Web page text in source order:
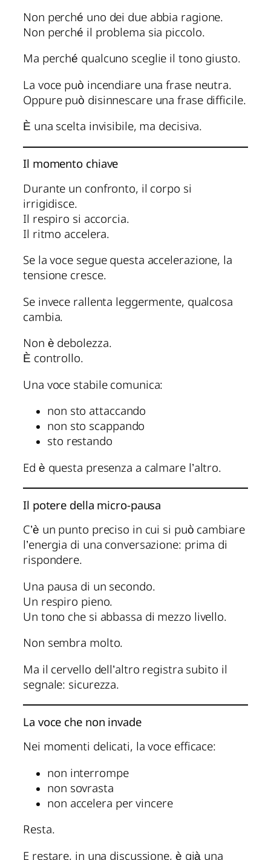
Non perché uno dei due abbia ragione.
Non perché il problema sia piccolo.
Ma perché qualcuno sceglie il tono giusto.
La voce può incendiare una frase neutra.
Oppure può disinnescare una frase difficile.
È una scelta invisibile, ma decisiva.
Il momento chiave
Durante un confronto, il corpo si
irrigidisce.
Il respiro si accorcia.
Il ritmo accelera.
Se la voce segue questa accelerazione, la
tensione cresce.
Se invece rallenta leggermente, qualcosa
cambia.
Non è debolezza.
È controllo.
Una voce stabile comunica:
non sto attaccando
non sto scappando
sto restando
Ed è questa presenza a calmare l’altro.
Il potere della micro-pausa
C’è un punto preciso in cui si può cambiare
l’energia di una conversazione: prima di
rispondere.
Una pausa di un secondo.
Un respiro pieno.
Un tono che si abbassa di mezzo livello.
Non sembra molto.
Ma il cervello dell’altro registra subito il
segnale: sicurezza.
La voce che non invade
Nei momenti delicati, la voce efficace:
non interrompe
non sovrasta
non accelera per vincere
Resta.
E restare, in una discussione, è già una